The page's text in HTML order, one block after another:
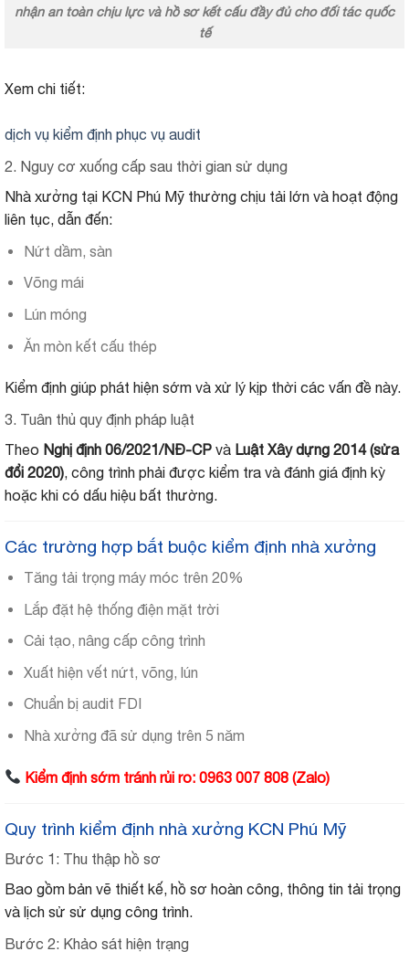
nhận an toàn chịu lực và hồ sơ kết cấu đầy đủ cho đối tác quốc
tế
Xem chi tiết:
dịch vụ kiểm định phục vụ audit
2. Nguy cơ xuống cấp sau thời gian sử dụng
Nhà xưởng tại KCN Phú Mỹ thường chịu tải lớn và hoạt động
liên tục, dẫn đến:
Nứt dầm, sàn
Võng mái
Lún móng
Ăn mòn kết cấu thép
Kiểm định giúp phát hiện sớm và xử lý kịp thời các vấn đề này.
3. Tuân thủ quy định pháp luật
Theo Nghị định 06/2021/NĐ-CP và Luật Xây dựng 2014 (sửa
đổi 2020), công trình phải được kiểm tra và đánh giá định kỳ
hoặc khi có dấu hiệu bất thường.
Các trường hợp bắt buộc kiểm định nhà xưởng
Tăng tải trọng máy móc trên 20%
Lắp đặt hệ thống điện mặt trời
Cải tạo, nâng cấp công trình
Xuất hiện vết nứt, võng, lún
Chuẩn bị audit FDI
Nhà xưởng đã sử dụng trên 5 năm
Kiểm định sớm tránh rủi ro: 0963 007 808 (Zalo)
Quy trình kiểm định nhà xưởng KCN Phú Mỹ
Bước 1: Thu thập hồ sơ
Bao gồm bản vẽ thiết kế, hồ sơ hoàn công, thông tin tải trọng
và lịch sử sử dụng công trình.
Bước 2: Khảo sát hiện trạng